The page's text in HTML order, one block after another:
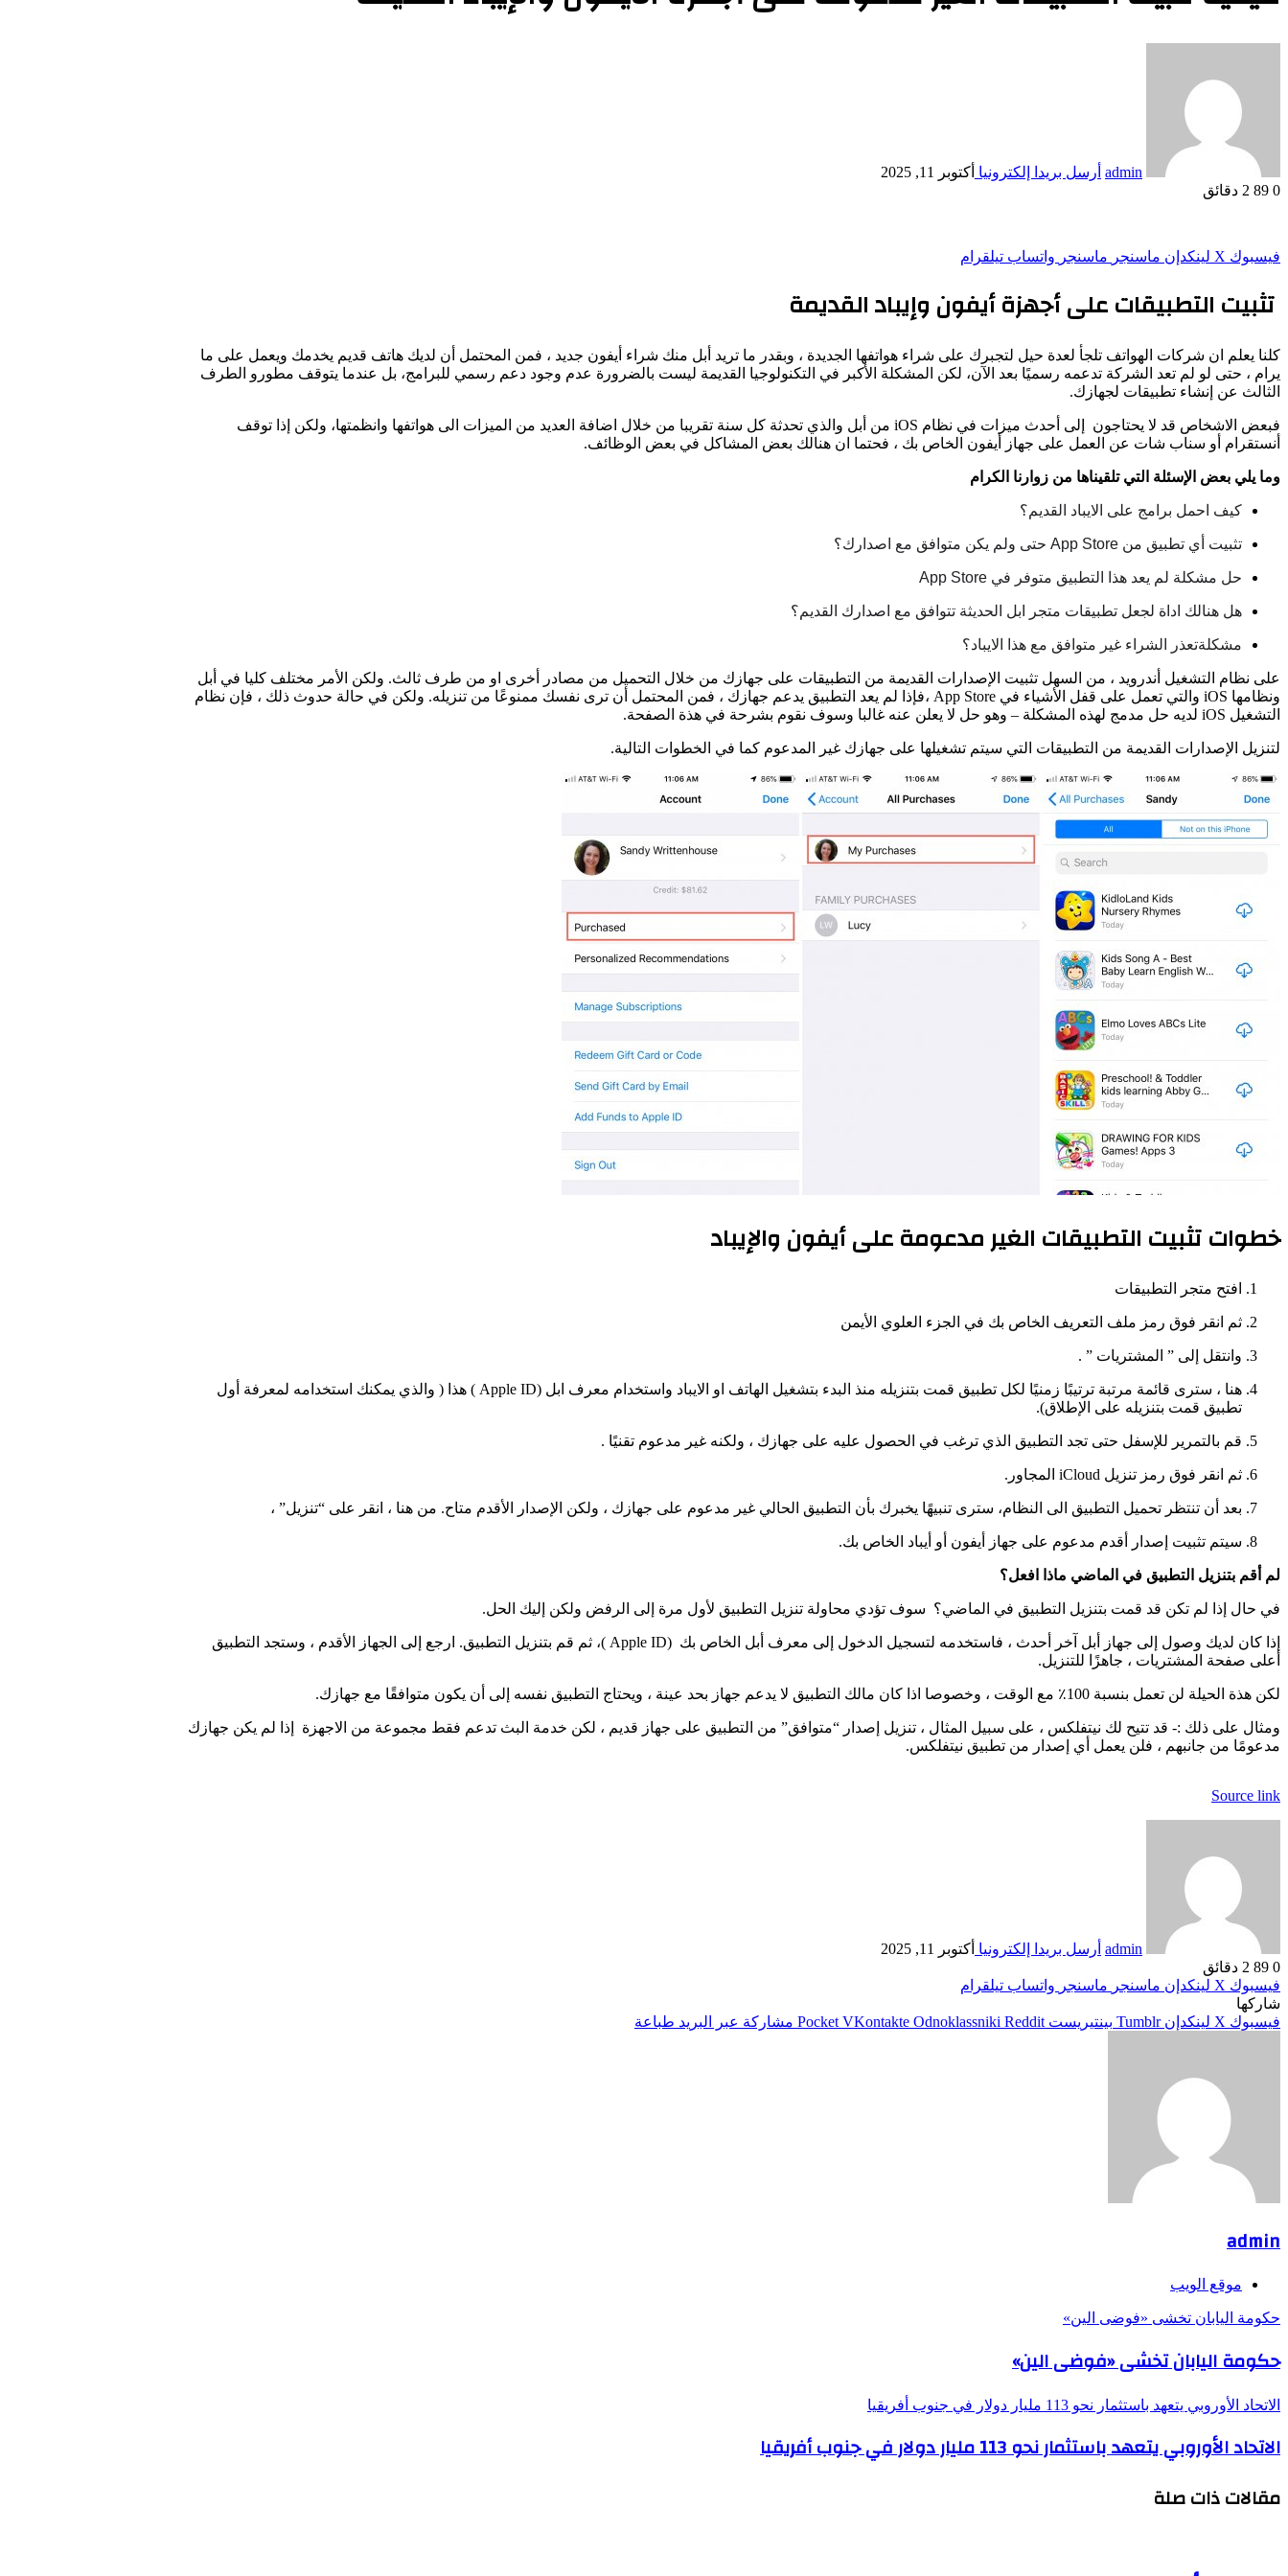
admin أرسل بريدا إلكترونيا أكتوبر 11, 2025
0
2 دقائق
فيسبوك ‫X لينكدإن ماسنجر ماسنجر واتساب تيلقرام
تثبيت التطبيقات على أجهزة أيفون وإيباد القديمة
كلنا يعلم ان شركات الهواتف تلجأ لعدة حيل لتجبرك على شراء هواتفها الجديدة ، وبقدر ما تريد أبل منك شراء أيفون جديد ، فمن المحتمل أن لديك هاتف قديم يخدمك ويعمل على ما
يرام ، حتى لو لم تعد الشركة تدعمه رسميًا بعد الآن، لكن المشكلة الأكبر في التكنولوجيا القديمة ليست بالضرورة عدم وجود دعم رسمي للبرامج، بل عندما يتوقف مطورو الطرف
الثالث عن إنشاء تطبيقات لجهازك.
فبعض الاشخاص قد لا يحتاجون إلى أحدث ميزات في نظام iOS من أبل والذي تحدثة كل سنة تقريبا من خلال اضافة العديد من الميزات الى هواتفها وانظمتها، ولكن إذا توقف
أنستقرام أو سناب شات عن العمل على جهاز أيفون الخاص بك ، فحتما ان هنالك بعض المشاكل في بعض الوظائف.
وما يلي بعض الإسئلة التي تلقيناها من زوارنا الكرام
كيف احمل برامج على الايباد القديم؟
تثبيت أي تطبيق من App Store حتى ولم يكن متوافق مع اصدارك؟
حل مشكلة لم يعد هذا التطبيق متوفر في App Store
هل هنالك اداة لجعل تطبيقات متجر ابل الحديثة تتوافق مع اصدارك القديم؟
مشكلةتعذر الشراء غير متوافق مع هذا الايباد؟
على نظام التشغيل أندرويد ، من السهل تثبيت الإصدارات القديمة من التطبيقات على جهازك من خلال التحميل من مصادر أخرى او من طرف ثالث. ولكن الأمر مختلف كليا في أبل
ونظامها iOS والتي تعمل على قفل الأشياء في App Store ،فإذا لم يعد التطبيق يدعم جهازك ، فمن المحتمل أن ترى نفسك ممنوعًا من تنزيله. ولكن في حالة حدوث ذلك ، فإن نظام
التشغيل iOS لديه حل مدمج لهذه المشكلة – وهو حل لا يعلن عنه غالبا وسوف نقوم بشرحة في هذة الصفحة.
لتنزيل الإصدارات القديمة من التطبيقات التي سيتم تشغيلها على جهازك غير المدعوم كما في الخطوات التالية.
خطوات تثبيت التطبيقات الغير مدعومة على أيفون والإيباد
افتح متجر التطبيقات
ثم انقر فوق رمز ملف التعريف الخاص بك في الجزء العلوي الأيمن
وانتقل إلى ” المشتريات ” .
هنا ، سترى قائمة مرتبة ترتيبًا زمنيًا لكل تطبيق قمت بتنزيله منذ البدء بتشغيل الهاتف او الايباد واستخدام معرف ابل (Apple ID ) هذا ( والذي يمكنك استخدامه لمعرفة أول
تطبيق قمت بتنزيله على الإطلاق).
قم بالتمرير للإسفل حتى تجد التطبيق الذي ترغب في الحصول عليه على جهازك ، ولكنه غير مدعوم تقنيًا .
ثم انقر فوق رمز تنزيل iCloud المجاور.
بعد أن تنتظر تحميل التطبيق الى النظام، سترى تنبيهًا يخبرك بأن التطبيق الحالي غير مدعوم على جهازك ، ولكن الإصدار الأقدم متاح. من هنا ، انقر على “تنزيل” ،
سيتم تثبيت إصدار أقدم مدعوم على جهاز أيفون أو أيباد الخاص بك.
لم أقم بتنزيل التطبيق في الماضي ماذا افعل؟
في حال إذا لم تكن قد قمت بتنزيل التطبيق في الماضي؟ سوف تؤدي محاولة تنزيل التطبيق لأول مرة إلى الرفض ولكن إليك الحل.
إذا كان لديك وصول إلى جهاز أبل آخر أحدث ، فاستخدمه لتسجيل الدخول إلى معرف أبل الخاص بك (Apple ID )، ثم قم بتنزيل التطبيق. ارجع إلى الجهاز الأقدم ، وستجد التطبيق
أعلى صفحة المشتريات ، جاهزًا للتنزيل.
لكن هذة الحيلة لن تعمل بنسبة 100٪ مع الوقت ، وخصوصا اذا كان مالك التطبيق لا يدعم جهاز بحد عينة ، ويحتاج التطبيق نفسه إلى أن يكون متوافقًا مع جهازك.
ومثال على ذلك :- قد تتيح لك نيتفلكس ، على سبيل المثال ، تنزيل إصدار “متوافق” من التطبيق على جهاز قديم ، لكن خدمة البث تدعم فقط مجموعة من الاجهزة إذا لم يكن جهازك
مدعومًا من جانبهم ، فلن يعمل أي إصدار من تطبيق نيتفلكس.
Source link
admin أرسل بريدا إلكترونيا أكتوبر 11, 2025
0
2 دقائق
فيسبوك ‫X لينكدإن ماسنجر ماسنجر واتساب تيلقرام
شاركها
فيسبوك ‫X لينكدإن بينتيريست Odnoklassniki
‫Pocket مشاركة عبر البريد طباعة
admin
موقع الويب
حكومة اليابان تخشى «فوضى الين»
حكومة اليابان تخشى «فوضى الين»
الاتحاد الأوروبي يتعهد باستثمار نحو 113 مليار دولار في جنوب أفريقيا
الاتحاد الأوروبي يتعهد باستثمار نحو 113 مليار دولار في جنوب أفريقيا
مقالات ذات صلة